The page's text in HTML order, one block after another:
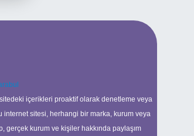
içerikleri proaktif olarak denetleme veya
internet sitesi, herhangi bir marka, kurum veya
gerçek kurum ve kişiler hakkında paylaşım